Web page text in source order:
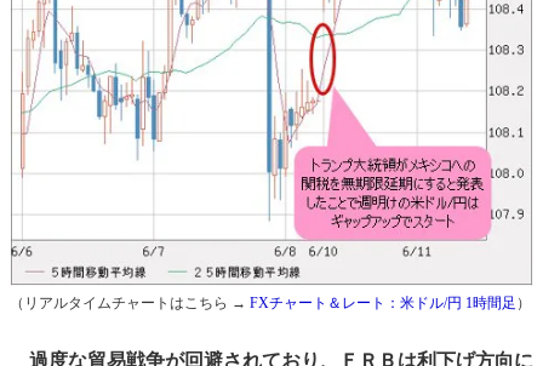
（リアルタイムチャートはこちら → FXチャート＆レート：米ドル/円 1時間足 ）
過度な貿易戦争が回避されており、ＦＲＢは利下げ方向に